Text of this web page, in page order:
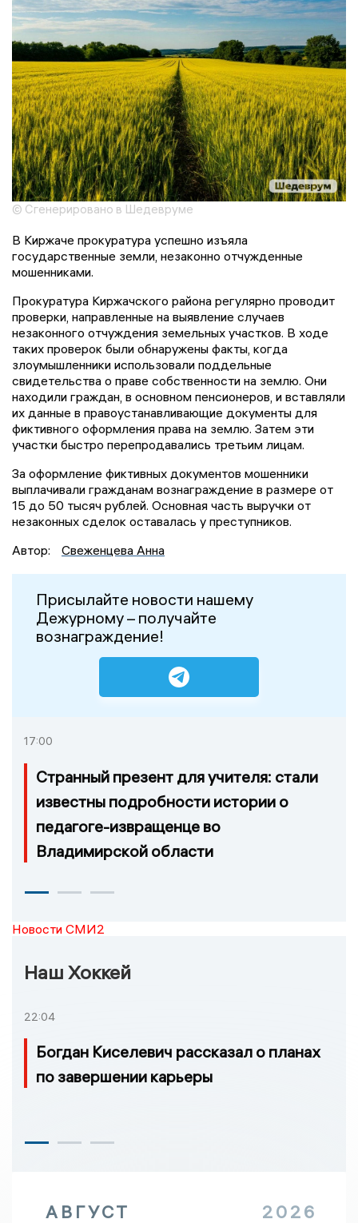
© Сгенерировано в Шедевруме
В Киржаче прокуратура успешно изъяла
государственные земли, незаконно отчужденные
мошенниками.
Прокуратура Киржачского района регулярно проводит
проверки, направленные на выявление случаев
незаконного отчуждения земельных участков. В ходе
таких проверок были обнаружены факты, когда
злоумышленники использовали поддельные
свидетельства о праве собственности на землю. Они
находили граждан, в основном пенсионеров, и вставляли
их данные в правоустанавливающие документы для
фиктивного оформления права на землю. Затем эти
участки быстро перепродавались третьим лицам.
За оформление фиктивных документов мошенники
выплачивали гражданам вознаграждение в размере от
15 до 50 тысяч рублей. Основная часть выручки от
незаконных сделок оставалась у преступников.
Автор:
Свеженцева Анна
Присылайте новости нашему
Дежурному – получайте
вознаграждение!
17:00
Странный презент для учителя: стали
известны подробности истории о
педагоге-извращенце во
Владимирской области
Новости СМИ2
Наш Хоккей
22:04
Богдан Киселевич рассказал о планах
по завершении карьеры
АВГУСТ 2026